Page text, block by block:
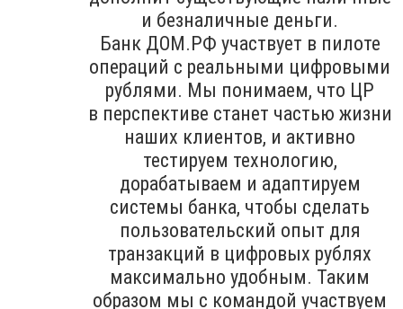
и безналичные деньги.
Банк ДОМ.РФ участвует в пилоте
операций с реальными цифровыми
рублями. Мы понимаем, что ЦР
в перспективе станет частью жизни
наших клиентов, и активно
тестируем технологию,
дорабатываем и адаптируем
системы банка, чтобы сделать
пользовательский опыт для
транзакций в цифровых рублях
максимально удобным. Таким
образом мы с командой участвуем